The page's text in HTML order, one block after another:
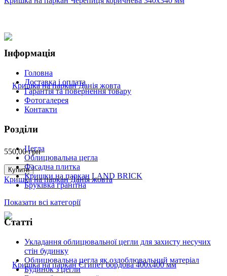
550,00грн
Купити
Кришка на паркан Данія жовта
Інформація
Головна
Доставка і оплата
Гарантія та повернення товару
Фотогалерея
Контакти
Розділи
Цегла
Облицювальна цегла
Фасадна плитка
Кришки на паркан LAND BRICK
Бруківка гранітна
Показати всі категорії
Статті
Укладання облицювальної цегли для захисту несучих
стін будинку
Облицювальна цегла як оздоблювальний матеріал
Будинок з цегли